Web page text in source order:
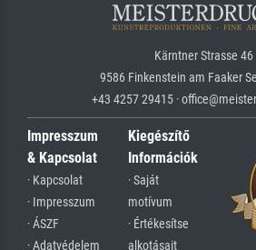
Kärntner Strasse 46
9586 Finkenstein am Faaker
+43 4257 29415 ·
Impresszum
& Kapcsolat
· Kapcsolat
· Impresszum
· ÁSZF
· Adatvédelem
Kiegészítő
Információk
· Saját
motívum
· Értékesítse
alkotásait